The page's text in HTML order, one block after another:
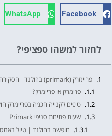
Facebook
WhatsApp
לחזור למשהו ספציפי?
פריימרק (primark) בהולנד - הסקירה המלאה!
פרימרק או פריימרק?
טיפים לקנייה חכמה בפריימרק
שעות פתיחת סניפי Primark
חופשה בהולנד | טיול